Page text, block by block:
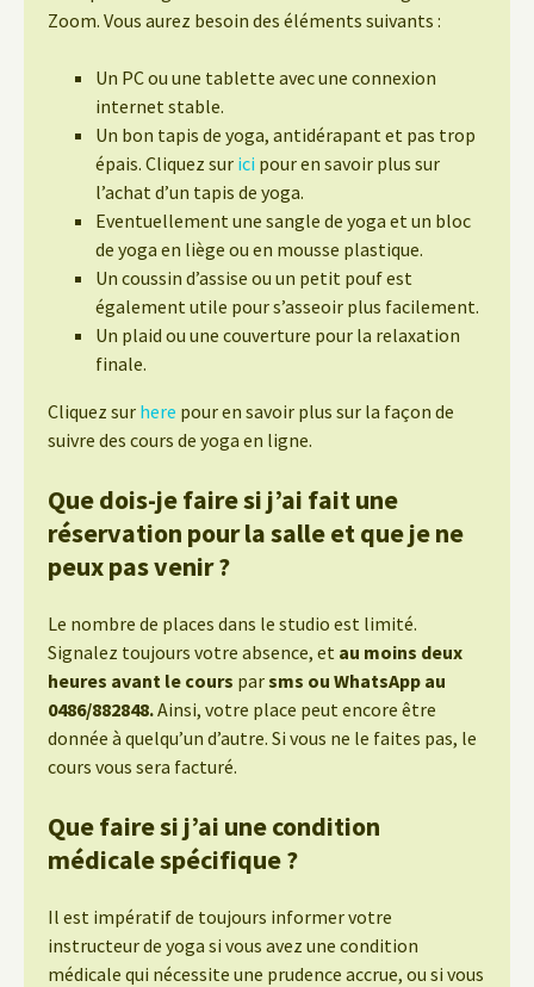
Zoom. Vous aurez besoin des éléments suivants :
Un PC ou une tablette avec une connexion
internet stable.
Un bon tapis de yoga, antidérapant et pas trop
épais. Cliquez sur ici pour en savoir plus sur
l’achat d’un tapis de yoga.
Eventuellement une sangle de yoga et un bloc
de yoga en liège ou en mousse plastique.
Un coussin d’assise ou un petit pouf est
également utile pour s’asseoir plus facilement.
Un plaid ou une couverture pour la relaxation
finale.
Cliquez sur here pour en savoir plus sur la façon de
suivre des cours de yoga en ligne.
Que dois-je faire si j’ai fait une
réservation pour la salle et que je ne
peux pas venir ?
Le nombre de places dans le studio est limité.
Signalez toujours votre absence, et au moins deux
heures avant le cours parsms ou WhatsApp au
0486/882848.Ainsi, votre place peut encore être
donnée à quelqu’un d’autre. Si vous ne le faites pas, le
cours vous sera facturé.
Que faire si j’ai une condition
médicale spécifique ?
Il est impératif de toujours informer votre
instructeur de yoga si vous avez une condition
médicale qui nécessite une prudence accrue, ou si vous